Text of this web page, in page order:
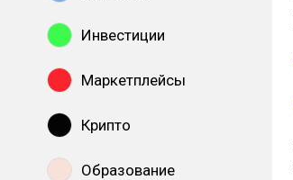
Инвестиции
Маркетплейсы
Крипто
Образование